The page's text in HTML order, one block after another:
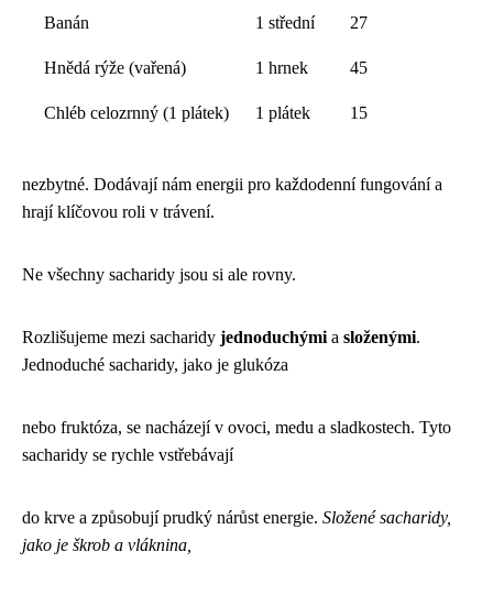
Banán 1 střední 27
Hnědá rýže (vařená) 1 hrnek 45
Chléb celozrnný (1 plátek) 1 plátek 15
nezbytné. Dodávají nám energii pro každodenní fungování a
hrají klíčovou roli v trávení.
Ne všechny sacharidy jsou si ale rovny.
Rozlišujeme mezi sacharidy jednoduchými a složenými.
Jednoduché sacharidy, jako je glukóza
nebo fruktóza, se nacházejí v ovoci, medu a sladkostech. Tyto
sacharidy se rychle vstřebávají
do krve a způsobují prudký nárůst energie. Složené sacharidy,
jako je škrob a vláknina,